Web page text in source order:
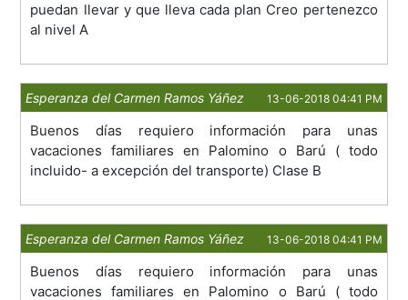
puedan llevar y que lleva cada plan Creo pertenezco
al nivel A
Esperanza del Carmen Ramos Yáñez 13-06-2018 04:41 PM
Buenos días requiero información para unas
vacaciones familiares en Palomino o Barú ( todo
incluido- a excepción del transporte) Clase B
Esperanza del Carmen Ramos Yáñez 13-06-2018 04:41 PM
Buenos días requiero información para unas
vacaciones familiares en Palomino o Barú ( todo